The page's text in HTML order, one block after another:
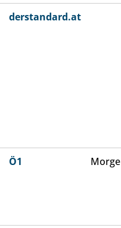
derstandard.at
Ö1